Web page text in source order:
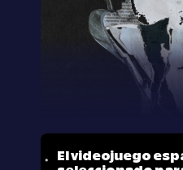
El videojuego